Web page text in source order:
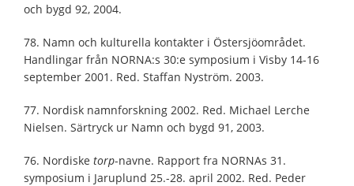
och bygd 92, 2004.
78. Namn och kulturella kontakter i Östersjöområdet.
Handlingar från NORNA:s 30:e symposium i Visby 14-16
september 2001. Red. Staffan Nyström. 2003.
77. Nordisk namnforskning 2002. Red. Michael Lerche
Nielsen. Särtryck ur Namn och bygd 91, 2003.
76. Nordiske torp-navne. Rapport fra NORNAs 31.
symposium i Jaruplund 25.-28. april 2002. Red. Peder